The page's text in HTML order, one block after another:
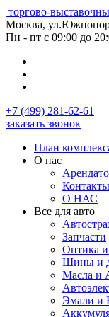
торгово-
Москва,
Пн - пт с 09:00 до
+7 (499) 281-62-61
заказать звонок
План
О нас
Контакты
О НАС
Все для авто
Запчасти
Оптика и
Шины и
Масла и
Эмали и